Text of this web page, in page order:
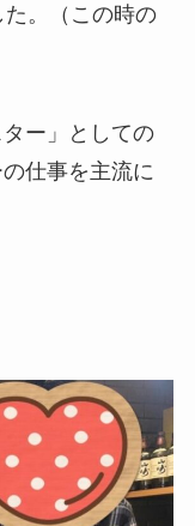
。（この時の
ー」としての
仕事を主流に